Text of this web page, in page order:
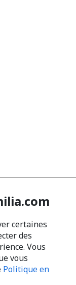
certaines
des
Vous
vous
Politique en